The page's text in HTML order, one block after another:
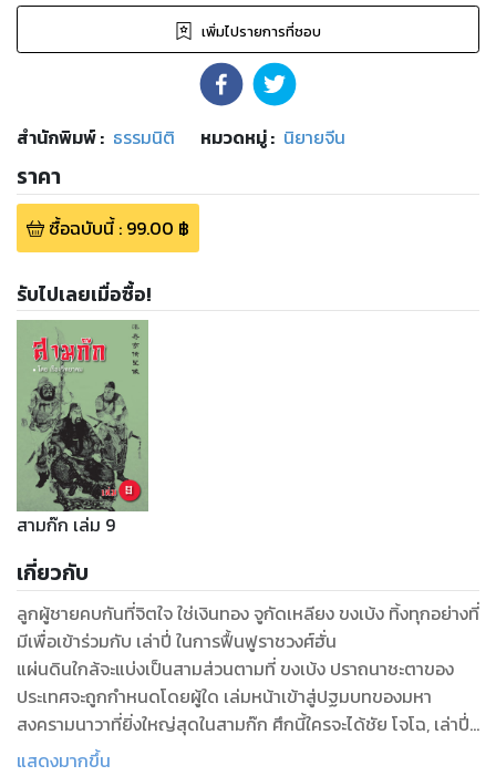
เพิ่มไปรายการที่ชอบ
สำนักพิมพ์: ธรรมนิติ หมวดหมู่: นิยายจีน
ราคา
ซื้อฉบับนี้: 99.00 ฿
รับไปเลยเมื่อซื้อ!
สามก๊ก เล่ม 9
เกี่ยวกับ
ลูกผู้ชายคบกันที่จิตใจ ใช่เงินทอง จูกัดเหลียง ขงเบ้ง ทิ้งทุกอย่างที่
มีเพื่อเข้าร่วมกับ เล่าปี่ ในการฟื้นฟูราชวงศ์ฮั่น
แผ่นดินใกล้จะแบ่งเป็นสามส่วนตามที่ ขงเบ้ง ปราถนาชะตาของ
ประเทศจะถูกกำหนดโดยผู้ใด เล่มหน้าเข้าสู่ปฐมบทของมหา
สงครามนาวาที่ยิ่งใหญ่สุดในสามก๊ก ศึกนี้ใครจะได้ชัย โจโฉ, เล่าปี่
หรือ ซุนกวน แผ่นดินจะเป็นของผู้ใด โปรดติดตามเล่มต่อไป
แสดงมากขึ้น